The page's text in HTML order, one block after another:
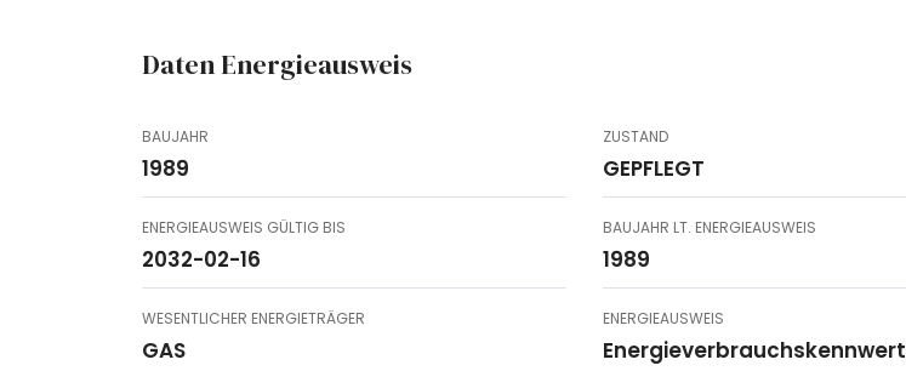
Daten Energieausweis
BAUJAHR
1989
ZUSTAND
GEPFLEGT
ENERGIEAUSWEIS GÜLTIG BIS
2032-02-16
BAUJAHR LT. ENERGIEAUSWEIS
1989
WESENTLICHER ENERGIETRÄGER
GAS
ENERGIEAUSWEIS
Energieverbrauchskennwert